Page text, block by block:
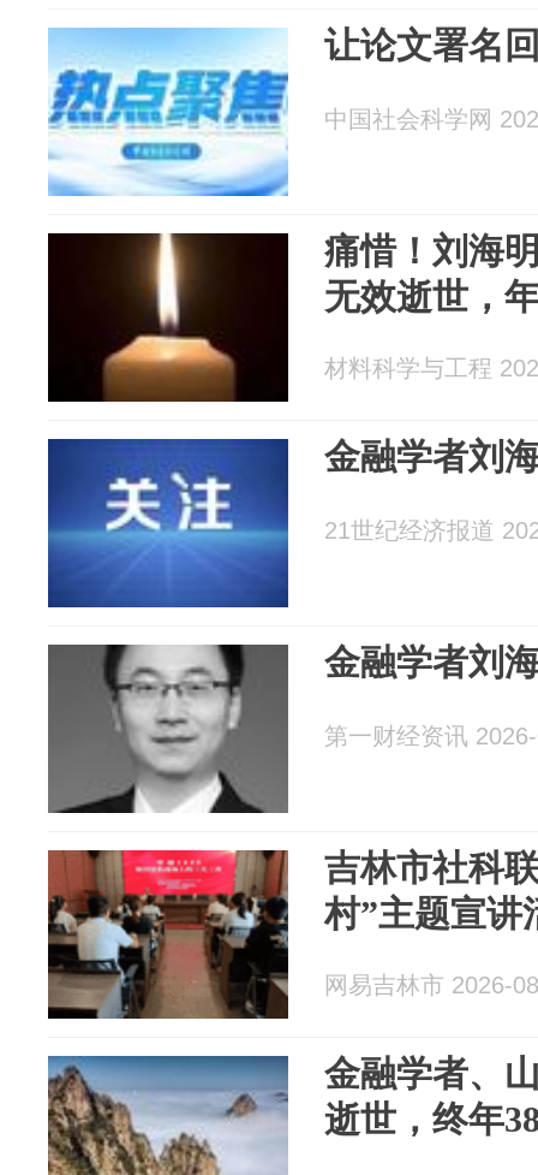
让论文署名
中国社会科学网
痛惜！刘海
无效逝世，
材料科学与工程
金融学者刘
21世纪经济报道
金融学者刘
第一财经资讯
吉林市社科
村”主题宣讲
网易吉林市 2026-
金融学者、
逝世，终年